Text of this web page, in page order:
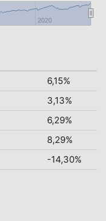
2020
6,15%
3,13%
6,29%
8,29%
-14,30%